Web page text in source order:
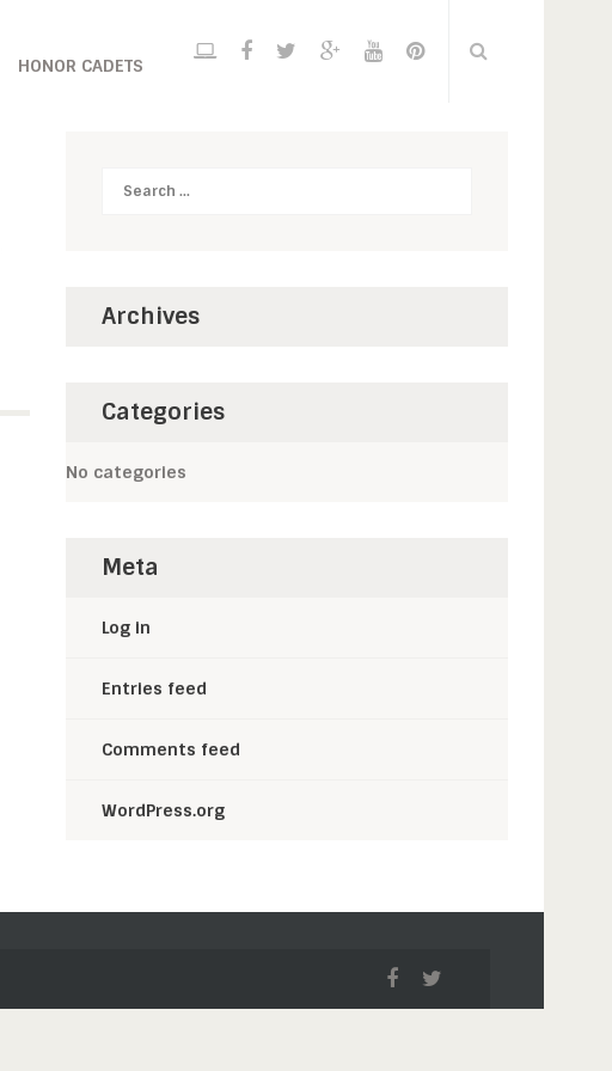
HONOR CADETS
Archives
Categories
No categories
Meta
Log in
Entries feed
Comments feed
WordPress.org